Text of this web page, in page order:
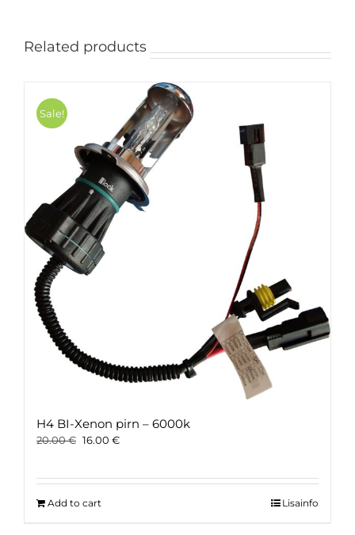
Related products
Sale!
H4 BI-Xenon pirn – 6000k
20.00€ Original
20.00 €.
16.00 €Current
16.00 €.
Add to cart Lisainfo